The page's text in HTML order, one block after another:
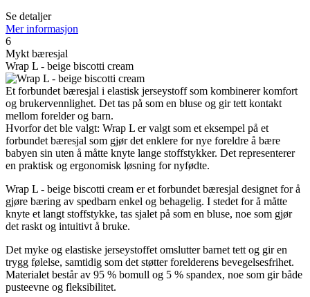
Se detaljer
Mer informasjon
6
Mykt bæresjal
Wrap L - beige biscotti cream
Et forbundet bæresjal i elastisk jerseystoff som kombinerer komfort
og brukervennlighet. Det tas på som en bluse og gir tett kontakt
mellom forelder og barn.
Hvorfor det ble valgt: Wrap L er valgt som et eksempel på et
forbundet bæresjal som gjør det enklere for nye foreldre å bære
babyen sin uten å måtte knyte lange stoffstykker. Det representerer
en praktisk og ergonomisk løsning for nyfødte.
Wrap L - beige biscotti cream er et forbundet bæresjal designet for å
gjøre bæring av spedbarn enkel og behagelig. I stedet for å måtte
knyte et langt stoffstykke, tas sjalet på som en bluse, noe som gjør
det raskt og intuitivt å bruke.
Det myke og elastiske jerseystoffet omslutter barnet tett og gir en
trygg følelse, samtidig som det støtter forelderens bevegelsesfrihet.
Materialet består av 95 % bomull og 5 % spandex, noe som gir både
pusteevne og fleksibilitet.